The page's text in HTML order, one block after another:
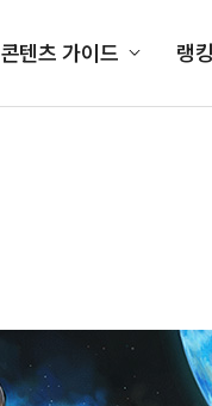
콘텐츠 가이드 랭